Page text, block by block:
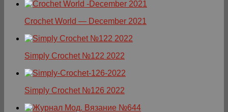
Crochet World — December 2021
Simply Crochet №122 2022
Simply Crochet №126 2022